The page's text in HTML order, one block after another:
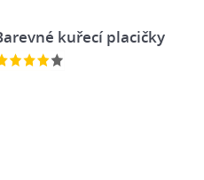
kuřecí placičky